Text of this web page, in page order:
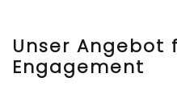
Unser Angebot
Engagement